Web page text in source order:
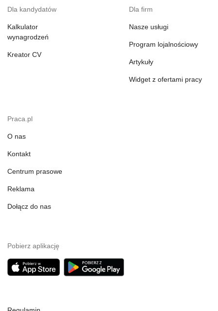
Dla kandydatów
Kalkulator
wynagrodzeń
Kreator CV
Dla firm
Nasze usługi
Program lojalnościowy
Artykuły
Widget z ofertami pracy
Praca.pl
O nas
Kontakt
Centrum prasowe
Reklama
Dołącz do nas
Pobierz aplikację